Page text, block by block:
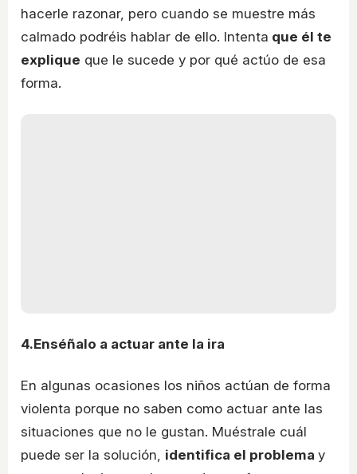
hacerle razonar, pero cuando se muestre más
calmado podréis hablar de ello. Intenta que él te
explique que le sucede y por qué actúo de esa
forma.
4.Enséñalo a actuar ante la ira
En algunas ocasiones los niños actúan de forma
violenta porque no saben como actuar ante las
situaciones que no le gustan. Muéstrale cuál
puede ser la solución, identifica el problema y